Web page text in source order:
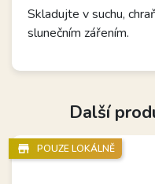
Skladujte v suchu,
slunečním zářením.
Další
store_mall_directory POUZE LOKÁLNĚ